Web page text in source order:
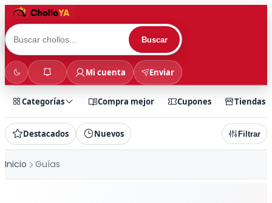
Buscar
Mi cuenta Enviar
Categorías Compra mejor Cupones Tiendas
Destacados Nuevos Filtrar
Inicio Guías